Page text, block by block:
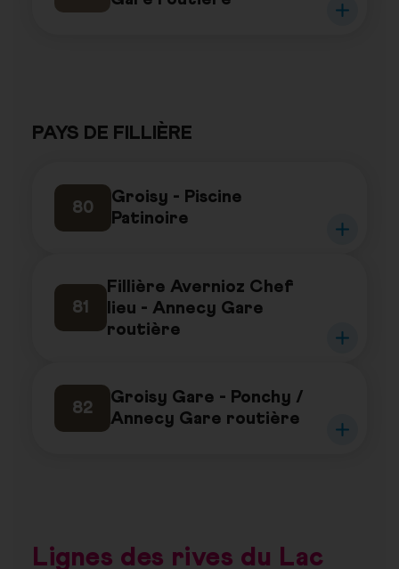
PAYS DE FILLIÈRE
80
Groisy - Piscine
Patinoire
81
Fillière Avernioz Chef
lieu - Annecy Gare
routière
82
Groisy Gare - Ponchy /
Annecy Gare routière
Lignes des rives du Lac